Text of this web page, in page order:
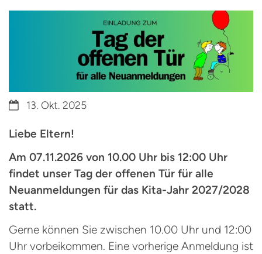
Datum:13. Okt. 2025
Liebe Eltern!
Am 07.11.2026 von 10.00 Uhr bis 12:00 Uhr
findet unser Tag der offenen Tür für alle
Neuanmeldungen für das Kita-Jahr 2027/2028
statt.
Gerne können Sie zwischen 10.00 Uhr und 12:00
Uhr vorbeikommen. Eine vorherige Anmeldung ist